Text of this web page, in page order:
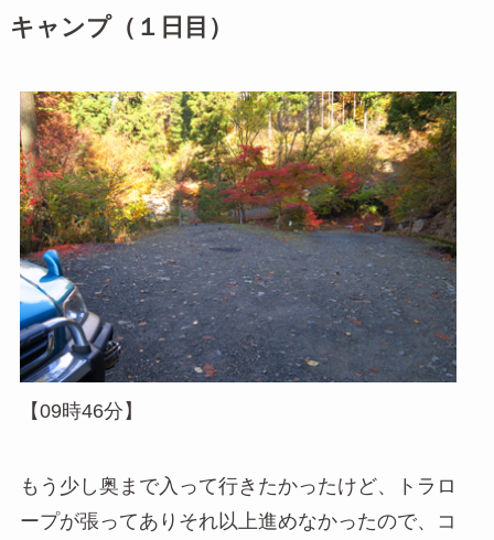
キャンプ（１日目）
【09時46分】
もう少し奥まで入って行きたかったけど、トラロ
ープが張ってありそれ以上進めなかったので、コ